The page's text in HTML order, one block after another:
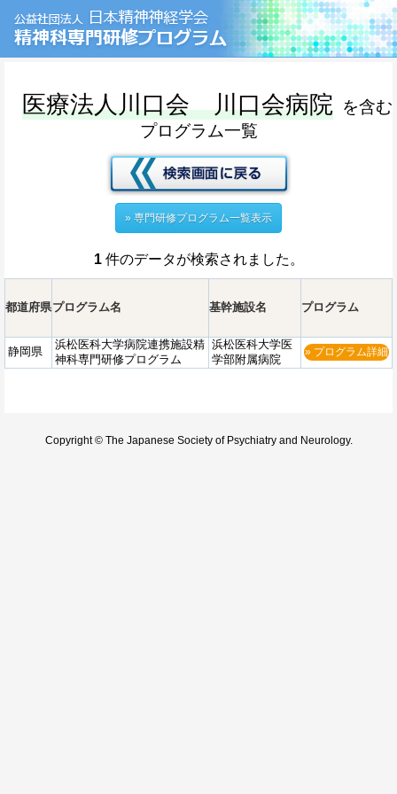
医療法人川口会 川口会病院 を含む
プログラム一覧
» 専門研修プログラム一覧表示
1件のデータが検索されました。
都道府県プログラム名 基幹施設名 プログラム
静岡県
浜松医科大学病院連携施設精
神科専門研修プログラム
浜松医科大学医
学部附属病院
» プログラム詳細
Copyright © The Japanese Society of Psychiatry and Neurology.